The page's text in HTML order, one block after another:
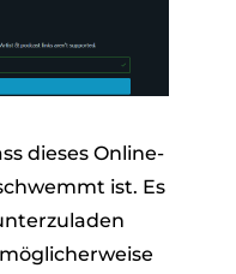
dieses Online-
ist. Es